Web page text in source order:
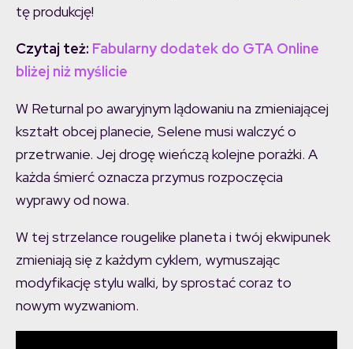
tę produkcję!
Czytaj też: Fabularny dodatek do GTA Online
bliżej niż myślicie
W Returnal po awaryjnym lądowaniu na zmieniającej
kształt obcej planecie, Selene musi walczyć o
przetrwanie. Jej drogę wieńczą kolejne porażki. A
każda śmierć oznacza przymus rozpoczęcia
wyprawy od nowa.
W tej strzelance rougelike planeta i twój ekwipunek
zmieniają się z każdym cyklem, wymuszając
modyfikację stylu walki, by sprostać coraz to
nowym wyzwaniom.